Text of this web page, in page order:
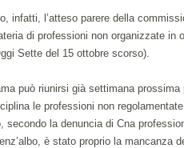
infatti, l’atteso parere della
di professioni non organizzate in
Sette del 15 ottobre scorso).
può riunirsi già settimana prossima
le professioni non
secondo la denuncia di Cna
è stato proprio la mancanza